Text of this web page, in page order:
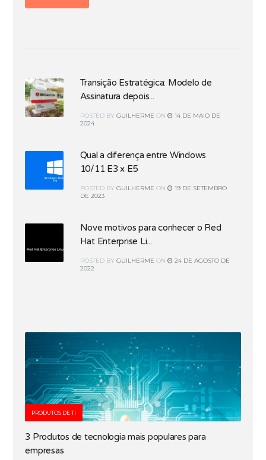
Transição Estratégica: Modelo de
Assinatura depois...
POSTED BY GUILHERME ON
14 DE MAIO DE
2024
Qual a diferença entre Windows
10/11 E3 x E5
POSTED BY GUILHERME ON
19 DE SETEMBRO
DE 2023
Nove motivos para conhecer o Red
Hat Enterprise Li...
POSTED BY GUILHERME ON
24 DE AGOSTO DE
2022
PRODUTOS DE TI
3 Produtos de tecnologia mais populares para
empresas